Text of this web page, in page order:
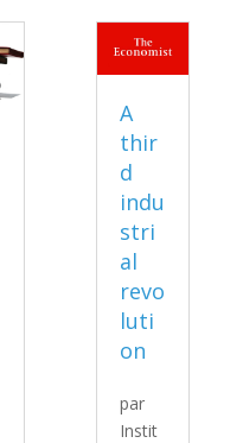
A
thir
d
indu
stri
al
revo
luti
on
par
Instit